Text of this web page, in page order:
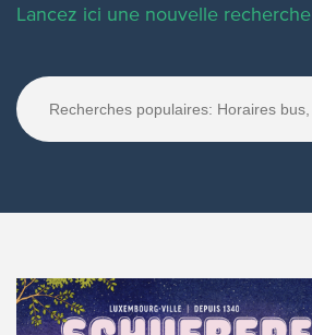
Lancez ici une nouvelle recherche